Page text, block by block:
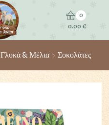
0
0.00€
Γλυκά & Μέλια Σοκολάτες